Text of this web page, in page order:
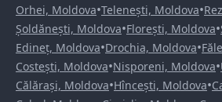
Orhei, Moldova•Telenești, Moldova•
Șoldănești, Moldova•Florești, Moldova•
Edineț, Moldova•Drochia, Moldova•
Costești, Moldova•Nisporeni, Moldova•
Călărași, Moldova•Hîncești, Moldova•